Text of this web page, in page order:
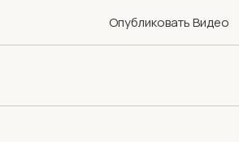
Опубликовать Видео